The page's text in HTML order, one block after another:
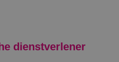
dienstverlener